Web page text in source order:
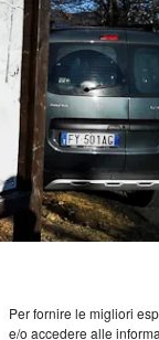
Per fornire le migliori
e/o accedere alle